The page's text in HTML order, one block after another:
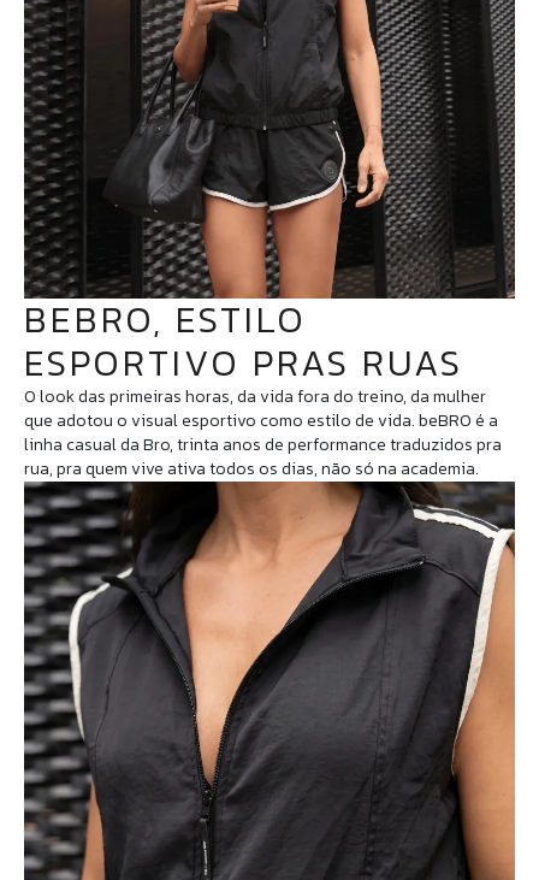
BEBRO, ESTILO
ESPORTIVO PRAS RUAS
O look das primeiras horas, da vida fora do treino, da mulher
que adotou o visual esportivo como estilo de vida. beBRO é a
linha casual da Bro, trinta anos de performance traduzidos pra
rua, pra quem vive ativa todos os dias, não só na academia.